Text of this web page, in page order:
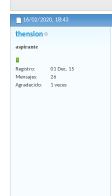
16/02/2020, 18:43
thension
aspirante
Registro
01 Dec, 15
Mensajes
26
Agradecido
1 veces